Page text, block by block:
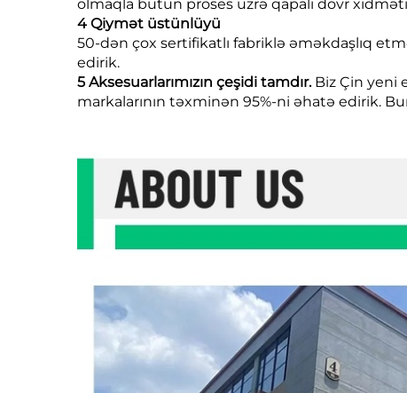
olmaqla bütün proses üzrə qapalı dövr
4 Qiymət üstünlüyü
50-dən çox sertifikatlı fabriklə əməkdaşlıq
edirik.
5 Aksesuarlarımızın çeşidi tamdır. Biz Çin yeni
markalarının təxminən 95%-ni əhatə edirik.